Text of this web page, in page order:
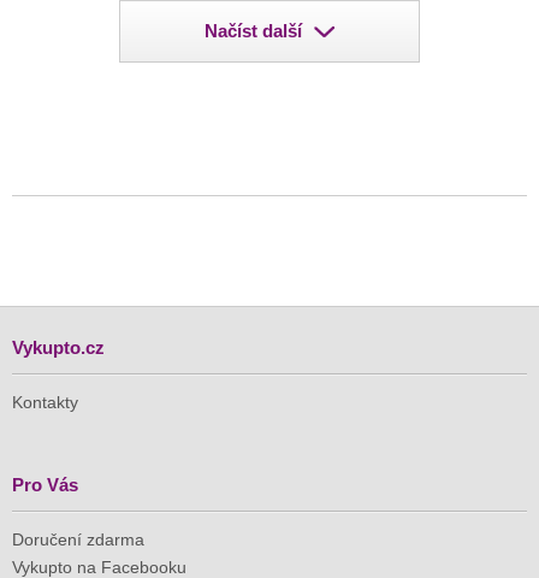
Načíst další
Vykupto.cz
Kontakty
Pro Vás
Doručení zdarma
Vykupto na Facebooku